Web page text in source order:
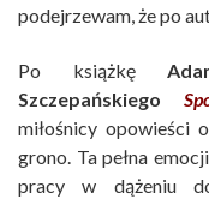
podejrzewam, że po
Po książkę
Szczepańskiego
miłośnicy opowieści
grono. Ta pełna
pracy w dążeniu